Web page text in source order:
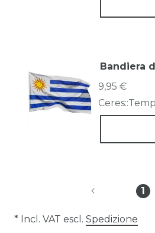
Bandiera
9,95 €
1
* Incl. VAT escl. Spedizione